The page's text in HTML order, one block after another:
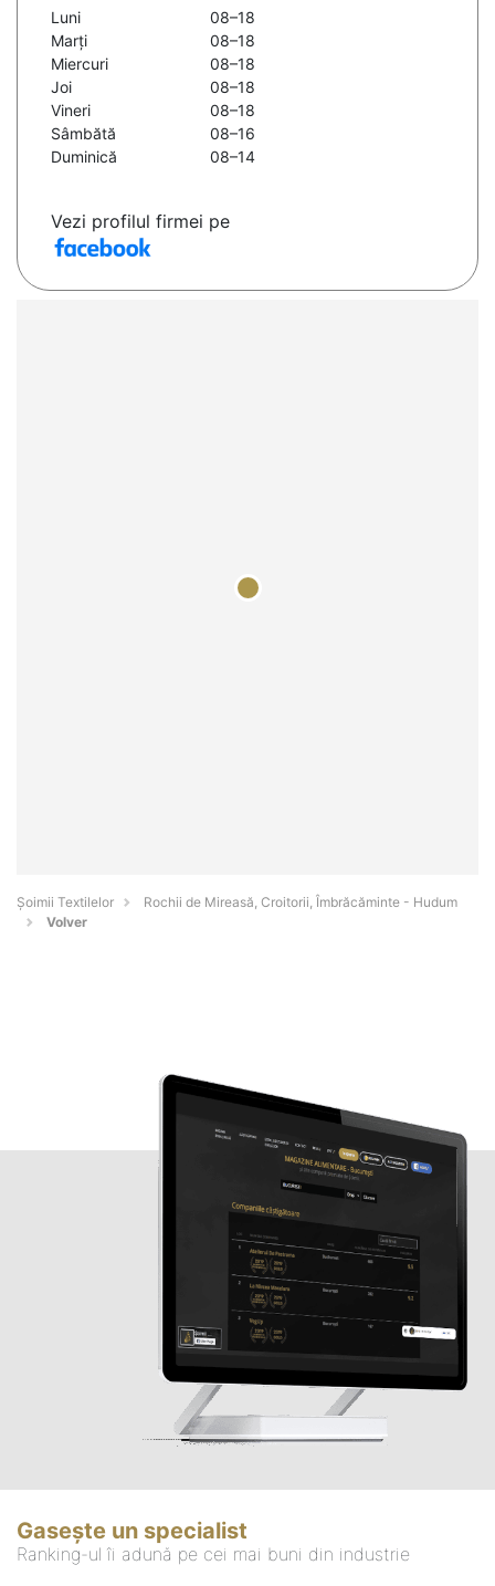
Luni
08–18
Marți
08–18
Miercuri
08–18
Joi
08–18
Vineri
08–18
Sâmbătă
08–16
Duminică
08–14
Vezi profilul firmei pe
Șoimii Textilelor
Rochii de Mireasă, Croitorii, Îmbrăcăminte - Hudum
Volver
Gasește un specialist
Ranking-ul îi adună pe cei mai buni din industrie